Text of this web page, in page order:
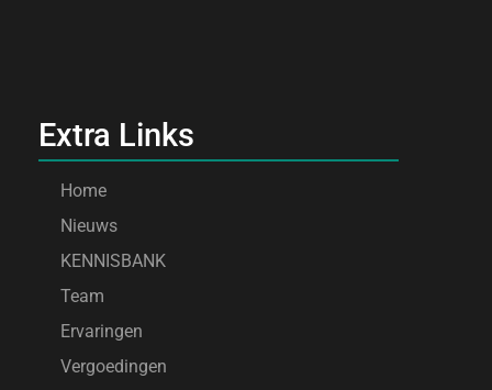
Extra Links
Home
Nieuws
KENNISBANK
Team
Ervaringen
Vergoedingen